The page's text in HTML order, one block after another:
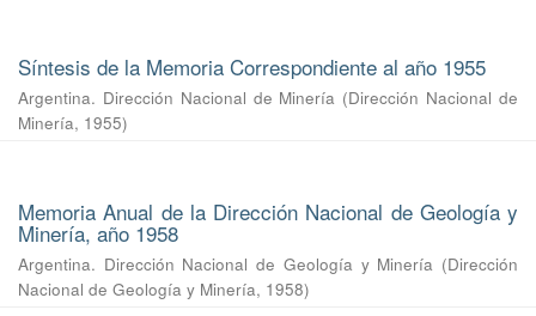
Síntesis de la Memoria Correspondiente al año 1955
Argentina. Dirección Nacional de Minería (Dirección Nacional de
Minería, 1955)
Memoria Anual de la Dirección Nacional de Geología y
Minería, año 1958
Argentina. Dirección Nacional de Geología y Minería (Dirección
Nacional de Geología y Minería, 1958)